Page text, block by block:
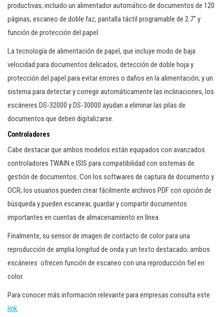
productivas; incluido un alimentador automático de documentos de 120
páginas, escaneo de doble faz, pantalla táctil programable de 2.7″ y
función de protección del papel.
La tecnología de alimentación de papel, que incluye modo de baja
velocidad para documentos delicados, detección de doble hoja y
protección del papel para evitar errores o daños en la alimentación; y un
sistema para detectar y corregir automáticamente las inclinaciones, los
escáneres DS-32000 y DS-30000 ayudan a eliminar las pilas de
documentos que deben digitalizarse.
Controladores
Cabe destacar que ambos modelos están equipados con avanzados
controladores TWAIN e ISIS para compatibilidad con sistemas de
gestión de documentos. Con los softwares de captura de documento y
OCR; los usuarios pueden crear fácilmente archivos PDF con opción de
búsqueda y pueden escanear, guardar y compartir documentos
importantes en cuentas de almacenamiento en línea.
Finalmente, su sensor de imagen de contacto de color para una
reproducción de amplia longitud de onda y un texto destacado; ambos
escáneres ofrecen función de escaneo con una reproducción fiel en
color.
Para conocer más información relevante para empresas consulta este
link.